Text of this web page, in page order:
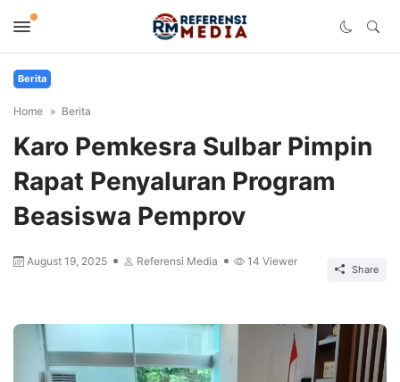
Berita
Home Berita
Karo Pemkesra Sulbar Pimpin
Rapat Penyaluran Program
Beasiswa Pemprov
August 19, 2025 Referensi Media 14 Viewer
Share